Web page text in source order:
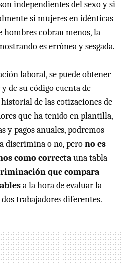
independientes del sexo y si
si mujeres en idénticas
hombres cobran menos, la
es errónea y sesgada.
laboral, se puede obtener
de su código cuenta de
de las cotizaciones de
que ha tenido en plantilla,
y pagos anuales, podremos
discrimina o no, perono es
como correctauna tabla
que compara
a la hora de evaluar la
trabajadores diferentes.